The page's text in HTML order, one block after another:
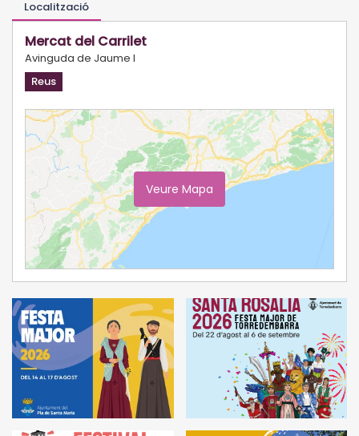
Localització
Mercat del Carrilet
Avinguda de Jaume I
Reus
Veure Mapa